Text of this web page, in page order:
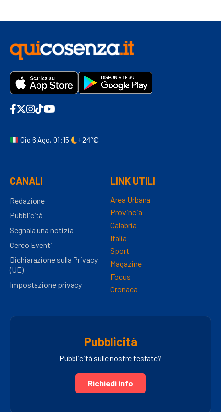
Gio 6 Ago, 01:15 +24°C
CANALI
Redazione
Pubblicità
Segnala una notizia
Cerco Eventi
Dichiarazione sulla Privacy
(UE)
Impostazione privacy
LINK UTILI
Area Urbana
Provincia
Calabria
Italia
Sport
Magazine
Focus
Cronaca
Pubblicità
Pubblicità sulle nostre testate?
Richiedi info